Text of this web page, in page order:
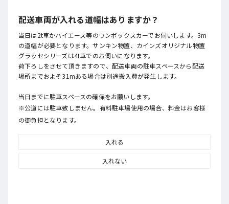
配送車両が入れる道幅はありますか？
当日は2t車かハイエース等のワンボックスカーでお伺いします。3m
の道幅が必要となります。サンキン物置、カインズオリジナル物置
グラッセシリーズは4t車でのお伺いになります。
荷下ろしをさせて頂きますので、配送車両の駐車スペースから配送
場所までおよそ31mある場合は別途搬入費が発生します。
当日までに駐車スペースの確保をお願いします。
※公道には駐車致しません。有料駐車場使用の場合、料金はお客様
の御負担となります。
入れる
入れない